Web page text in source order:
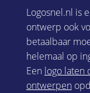
Logosnel.nl is
ontwerp ook
betaalbaar
helemaal op
Een logo laten
ontwerpen